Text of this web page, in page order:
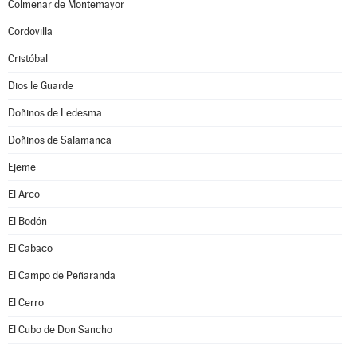
Colmenar de Montemayor
Cordovilla
Cristóbal
Dios le Guarde
Doñinos de Ledesma
Doñinos de Salamanca
Ejeme
El Arco
El Bodón
El Cabaco
El Campo de Peñaranda
El Cerro
El Cubo de Don Sancho